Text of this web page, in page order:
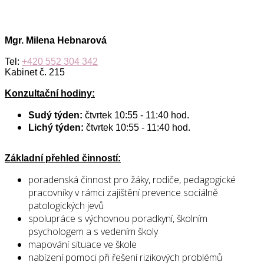
Mgr. Milena Hebnarová
Tel: +420 552 304 342
Kabinet č. 215
Konzultační hodiny:
Sudý týden: čtvrtek 10:55 - 11:40 hod.
Lichý týden: čtvrtek 10:55 - 11:40 hod.
Základní přehled činností:
poradenská činnost pro žáky, rodiče, pedagogické
pracovníky v rámci zajištění prevence sociálně
patologických jevů
spolupráce s výchovnou poradkyní, školním
psychologem a s vedením školy
mapování situace ve škole
nabízení pomoci při řešení rizikových problémů